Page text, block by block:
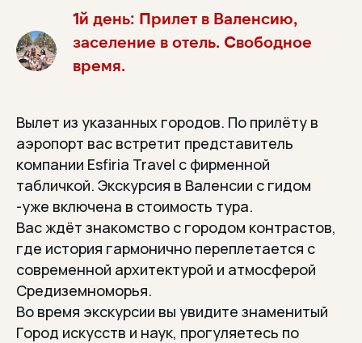
1й день: Прилет в Валенсию,
заселение в отель. Свободное
время.
Вылет из указанных городов. По прилёту в
аэропорт вас встретит представитель
компании Esfiria Travel с фирменной
табличкой. Экскурсия в Валенсии с гидом
-уже включена в стоимость тура.
Вас ждёт знакомство с городом контрастов,
где история гармонично переплетается с
современной архитектурой и атмосферой
Средиземноморья.
Во время экскурсии вы увидите знаменитый
Город искусств и наук, прогуляетесь по